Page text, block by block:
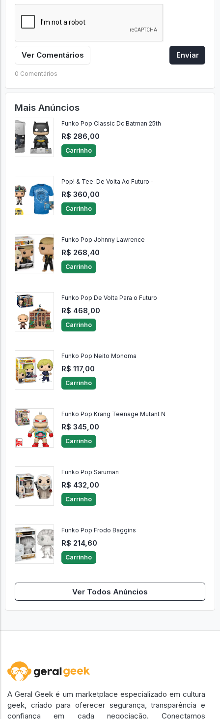
Ver Comentários Enviar
Mais Anúncios
Funko Pop Classic Dc Batman 25th
R$ 286,00
Carrinho
Pop! & Tee: De Volta Ao Futuro -
R$ 360,00
Carrinho
Funko Pop Johnny Lawrence
R$ 268,40
Carrinho
Funko Pop De Volta Para o Futuro
R$ 468,00
Carrinho
Funko Pop Neito Monoma
R$ 117,00
Carrinho
Funko Pop Krang Teenage Mutant N
R$ 345,00
Carrinho
Funko Pop Saruman
R$ 432,00
Carrinho
Funko Pop Frodo Baggins
R$ 214,60
Carrinho
Ver Todos Anúncios
A Geral Geek é um marketplace especializado em cultura
geek, criado para oferecer segurança, transparência e